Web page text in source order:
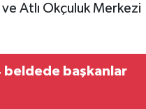
Atlı Okçuluk Merkezi
beldede başkanlar